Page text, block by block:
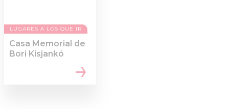
LUGARES A LOS QUE IR
Casa Memorial de
Bori Kisjankó